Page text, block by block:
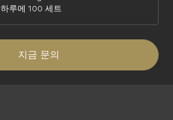
하루에 100 세트
지금 문의